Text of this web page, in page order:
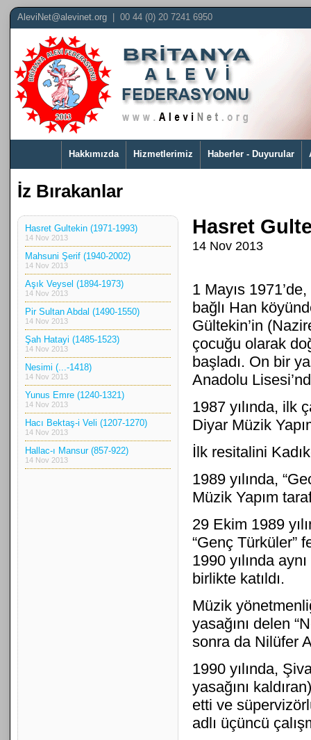
AleviNet@alevinet.org | 00 44 (0) 20 7241 6950
Hakkımızda Hizmetlerimiz Haberler - Duyurular
İz Bırakanlar
Hasret Gultekin (1971-1993)
14 Nov 2013
Mahsuni Şerif (1940-2002)
14 Nov 2013
Aşık Veysel (1894-1973)
14 Nov 2013
Pir Sultan Abdal (1490-1550)
14 Nov 2013
Şah Hatayi (1485-1523)
14 Nov 2013
Nesimi (...-1418)
14 Nov 2013
Yunus Emre (1240-1321)
14 Nov 2013
Hacı Bektaş-i Veli (1207-1270)
14 Nov 2013
Hallac-ı Mansur (857-922)
14 Nov 2013
Hasret
14 Nov 2013
1 Mayıs
bağlı Han
Gültekin’in
çocuğu olarak
başladı. On bir
Anadolu
1987 yılında, ilk
Diyar Müzik
İlk resitalini
1989 yılında,
Müzik Yapım
29 Ekim 1989
“Genç Türküler”
1990 yılında
birlikte katıldı.
Müzik
yasağını delen
sonra da Nilüfer
1990 yılında,
yasağını
etti ve
adlı üçüncü